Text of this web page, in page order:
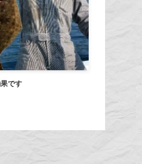
です